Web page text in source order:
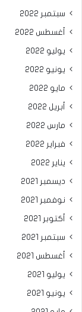
سبتمبر 2022
أغسطس 2022
يوليو 2022
يونيو 2022
مايو 2022
أبريل 2022
مارس 2022
فبراير 2022
يناير 2022
ديسمبر 2021
نوفمبر 2021
أكتوبر 2021
سبتمبر 2021
أغسطس 2021
يوليو 2021
يونيو 2021